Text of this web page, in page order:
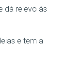
dá relevo às
e tem a